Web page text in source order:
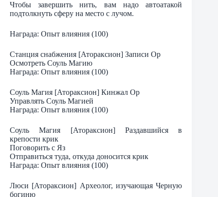
Чтобы завершить нить, вам надо автоатакой
подтолкнуть сферу на место с лучом.
Награда: Опыт влияния (100)
Станция снабжения [Атораксион] Записи Ор
Осмотреть Соуль Магию
Награда: Опыт влияния (100)
Соуль Магия [Атораксион] Кинжал Ор
Управлять Соуль Магией
Награда: Опыт влияния (100)
Соуль Магия [Атораксион] Раздавшийся в
крепости крик
Поговорить с Яз
Отправиться туда, откуда доносится крик
Награда: Опыт влияния (100)
Люси [Атораксион] Археолог, изучающая Черную
богиню